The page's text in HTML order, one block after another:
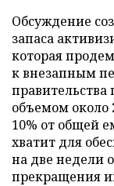
Обсуждение
запаса
которая
к внезапным
правительства
объемом около
10% от общей
хватит для
на две недели
прекращения